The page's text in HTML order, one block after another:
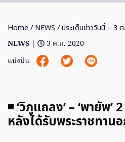
Home / NEWS / ประเด็นข่าววันนี้ – 3 ต
NEWS |
3 ต.ค. 2020
แบ่งปัน
◾ ‘วิภูแถลง’ – ‘พายัพ
หลังได้รับพระราชทาน